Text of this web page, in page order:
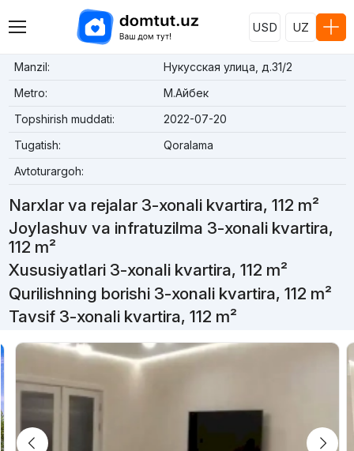
USD UZ
Manzil:
Нукусская улица, д.31/2
Metro:
М.Айбек
Topshirish muddati:
2022-07-20
Tugatish:
Qoralama
Avtoturargoh:
Narxlar va rejalar 3-xonali kvartira, 112 m²
Joylashuv va infratuzilma 3-xonali kvartira,
112 m²
Xususiyatlari 3-xonali kvartira, 112 m²
Qurilishning borishi 3-xonali kvartira, 112 m²
Tavsif 3-xonali kvartira, 112 m²